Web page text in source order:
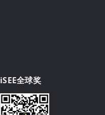
iSEE全球奖